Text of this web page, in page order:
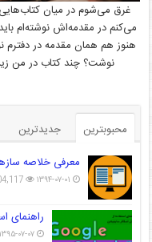
غرق می‌شوم در میان کتاب‌هایی
می‌کنم در مقدمه‌اش نوشته‌ام
هنوز هم همان مقدمه در دفترم
نوشت؟ چند کتاب در من
محبوبترین جدیدترین
معرفی خلاصه
۱۳۹۴-۰۷-۰۱
راهنمای
۱۳۹۵-۰۷-۰۷